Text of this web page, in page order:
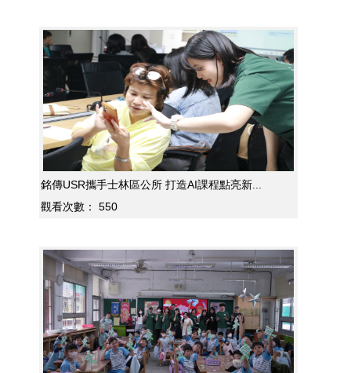
銘傳USR攜手士林區公所 打造AI課程點亮新...
觀看次數：
550